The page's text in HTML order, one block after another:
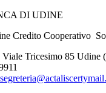
Credito Cooperativo
Viale Tricesimo 85 Udine